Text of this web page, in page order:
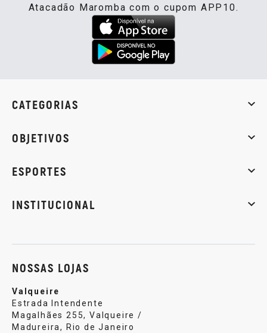
Atacadão Maromba com o cupom APP10.
CATEGORIAS
OBJETIVOS
ESPORTES
INSTITUCIONAL
NOSSAS LOJAS
Valqueire
Estrada Intendente
Magalhães 255, Valqueire /
Madureira, Rio de Janeiro